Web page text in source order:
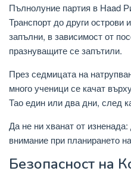
Пълнолуние партия в Haad
Транспорт до други
запълни, в зависимост от
празнуващите се запътили.
През седмицата на
много ученици се качат
Тао един или два дни, след
Да не ни хванат от
внимание при планирането
Безопасност на